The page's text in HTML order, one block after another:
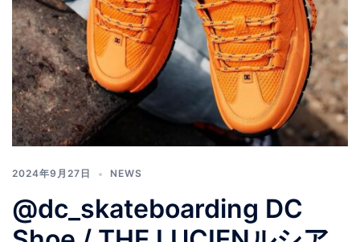
2024年9月27日 NEWS
@dc_skateboarding DC